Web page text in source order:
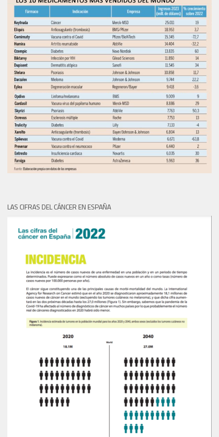
LAS CIFRAS DEL CÁNCER EN ESPAÑA